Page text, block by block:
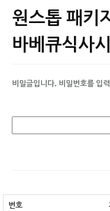
원스톱 패키
바베큐식사시
비밀글입니다. 비밀번호를 입
번호